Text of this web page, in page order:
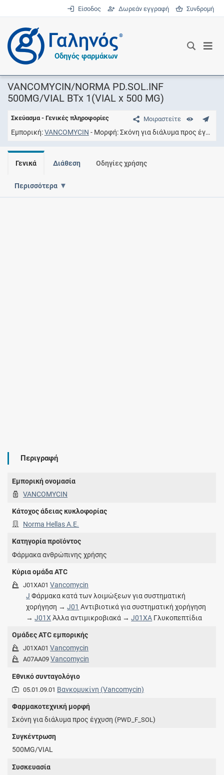
Είσοδος Δωρεάν εγγραφή Συνδρομή
®
Οδηγός φαρμάκων
VANCOMYCIN/NORMA PD.SOL.INF
500MG/VIAL BTx 1(VIAL x 500 MG)
Μοιραστείτε
Σκεύασμα - Γενικές πληροφορίες
Εμπορική VANCOMYCIN Μορφή Σκόνη για διάλυμα προς έγχυση
Γενικά Διάθεση Οδηγίες χρήσης
Περισσότερα
Περιγραφή
Εμπορική ονομασία
VANCOMYCIN
Κάτοχος άδειας κυκλοφορίας
Norma Hellas A.E.
Κατηγορία προϊόντος
Φάρμακα ανθρώπινης χρήσης
Κύρια ομάδα ATC
J01XA01 Vancomycin
J Φάρμακα κατά των λοιμώξεων για συστηματική
χορήγηση →J01 Αντιβιοτικά για συστηματική χορήγηση
→J01X Άλλα αντιμικροβιακά →J01XA Γλυκοπεπτίδια
Ομάδες ATC εμπορικής
J01XA01 Vancomycin
A07AA09 Vancomycin
Εθνικό συνταγολόγιο
05.01.09.01 Βανκομυκίνη (Vancomycin)
Φαρμακοτεχνική μορφή
Σκόνη για διάλυμα προς έγχυση (PWD_F_SOL)
Συγκέντρωση
500MG/VIAL
Συσκευασία